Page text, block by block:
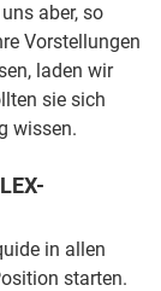
aber, so
Vorstellungen
laden wir
sie sich
wissen.
in allen
starten.